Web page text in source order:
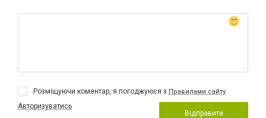
Розміщуючи коментар, я погоджуюся з Правилами сайту
Авторизуватись
Відправити